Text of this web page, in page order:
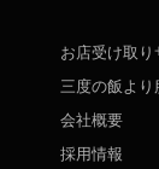
お店受け取り
三度の飯より
会社概要
採用情報